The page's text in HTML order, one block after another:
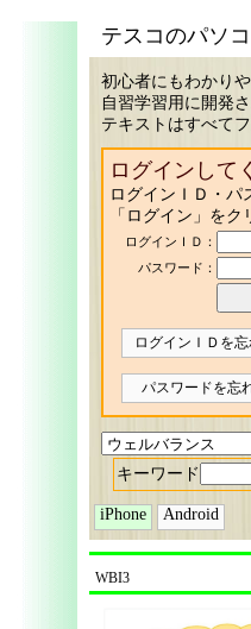
テスコのパソ
初心者にもわかり
自習学習用に開発
テキストはすべて
ログインして
ログインＩＤ・パ
「ログイン」を
ログインＩＤ：
パスワード：
ログインＩＤを
パスワードを忘
キーワード
iPhone Android
WBI3